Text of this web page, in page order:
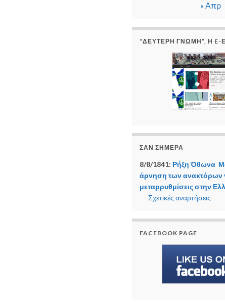
« Απρ
“ΔΕΎΤΕΡΗ ΓΝΏΜΗ”, Η
ΣΑΝ ΣΉΜΕΡΑ
8/8/1841: Ρήξη Όθωνα 
άρνηση των ανακτόρων
μεταρρυθμίσεις στην
- Σχετικές αναρτήσεις
FACEBOOK PAGE